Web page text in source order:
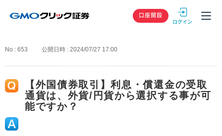
GMOクリック
口座開設
No : 653 公開日時 : 2024/07/27 17:00
【外国債券取引】利息・償還金の受取
通貨は、外貨/円貨から選択する事が可
能ですか？